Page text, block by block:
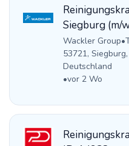
Siegburg (m/
Wackler Group•
53721,
Deutschland
•vor 2 Wo